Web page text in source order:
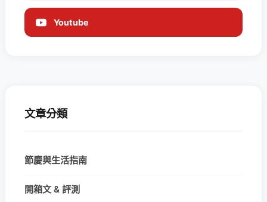
Youtube
文章分類
節慶與生活指南
開箱文 & 評測